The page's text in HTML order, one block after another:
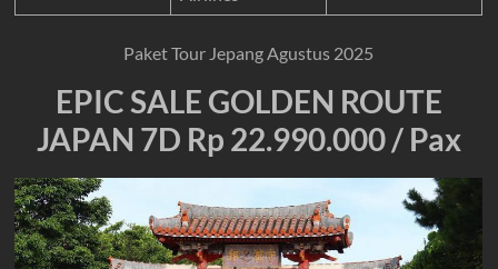
Paket Tour Jepang Agustus 2025
EPIC SALE GOLDEN ROUTE
JAPAN 7D Rp 22.990.000 / Pax